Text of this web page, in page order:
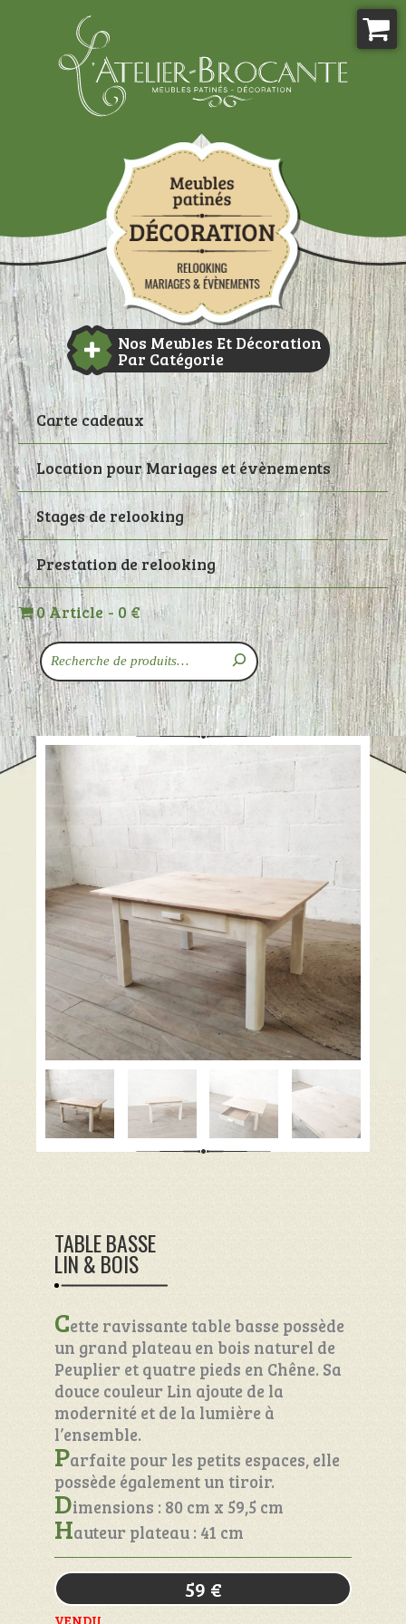
Nos Meubles Et Décoration
Par Catégorie
Carte cadeaux
Location pour Mariages et évènements
Stages de relooking
Prestation de relooking
0 Article 0 €
Recherche
Cette ravissante table basse possède
un grand plateau en bois naturel de
Peuplier et quatre pieds en Chêne. Sa
douce couleur Lin ajoute de la
modernité et de la lumière à
l’ensemble.
Parfaite pour les petits espaces, elle
possède également un tiroir.
Dimensions : 80 cm x 59,5 cm
Hauteur plateau : 41 cm
TABLE BASSE
LIN & BOIS
59 €
VENDU